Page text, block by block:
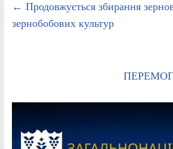
← Продовжується збирання
зернобобових культур